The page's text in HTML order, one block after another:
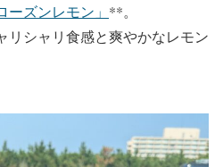
ーズンレモン」 **。
リシャリ食感と爽やかなレモン